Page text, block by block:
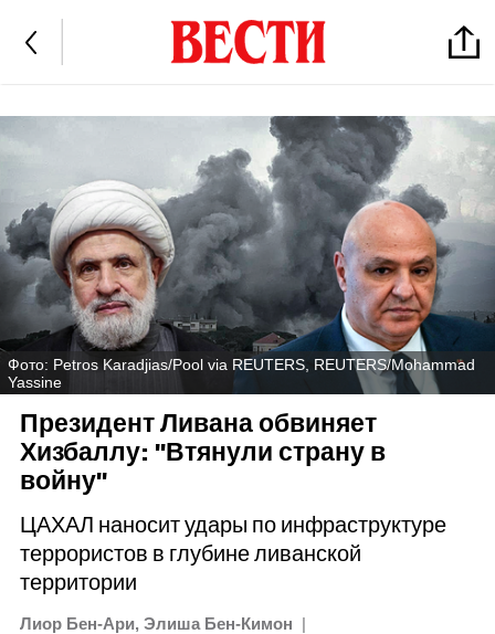
Фото: Petros Karadjias/Pool via REUTERS, REUTERS/Mohammad
Yassine
Президент Ливана обвиняет
Хизбаллу: "Втянули страну в
войну"
ЦАХАЛ наносит удары по инфраструктуре
террористов в глубине ливанской
территории
Лиор Бен-Ари, Элиша Бен-Кимон |